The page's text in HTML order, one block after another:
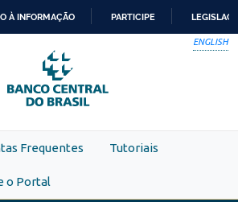
PARA
O
CONTEÚDO
À INFORMAÇÃO PARTICIPE
ENGLISH
Frequentes Tutoriais
o Portal